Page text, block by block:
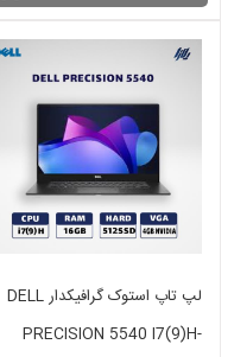
لپ تاپ استوک گرافیکدار DELL
PRECISION 5540 I7(9)H-